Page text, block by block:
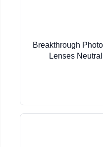
Breakthrough
Lenses